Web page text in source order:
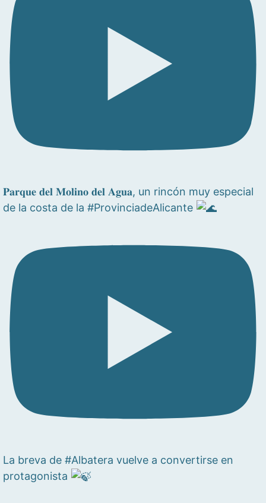
𝐏𝐚𝐫𝐪𝐮𝐞 𝐝𝐞𝐥 𝐌𝐨𝐥𝐢𝐧𝐨 𝐝𝐞𝐥 𝐀𝐠𝐮𝐚, un rincón muy especial
de la costa de la #ProvinciadeAlicante
La breva de #Albatera vuelve a convertirse en
protagonista